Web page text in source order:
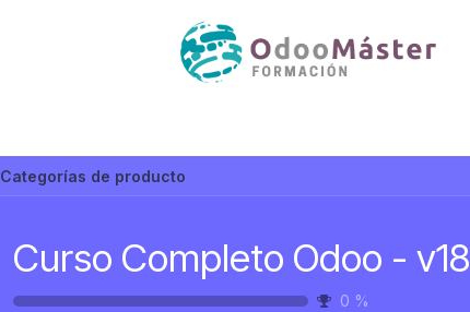
Categorías de producto
Curso Completo Odoo - v18
0 %